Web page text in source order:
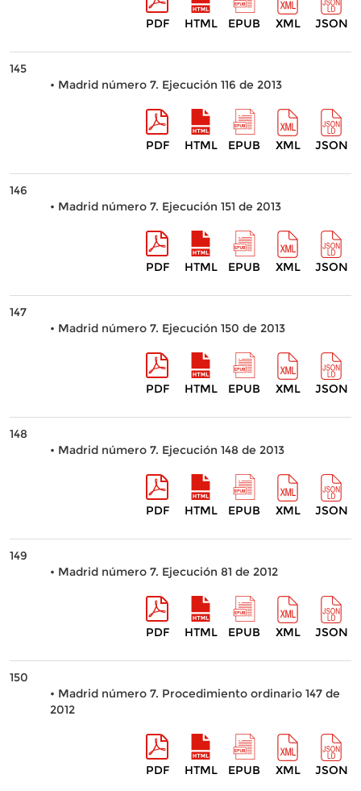
PDF HTML EPUB XML JSON
145
• Madrid número 7. Ejecución 116 de 2013
PDF HTML EPUB XML JSON
146
• Madrid número 7. Ejecución 151 de 2013
PDF HTML EPUB XML JSON
147
• Madrid número 7. Ejecución 150 de 2013
PDF HTML EPUB XML JSON
148
• Madrid número 7. Ejecución 148 de 2013
PDF HTML EPUB XML JSON
149
• Madrid número 7. Ejecución 81 de 2012
PDF HTML EPUB XML JSON
150
• Madrid número 7. Procedimiento ordinario 147 de
2012
PDF HTML EPUB XML JSON